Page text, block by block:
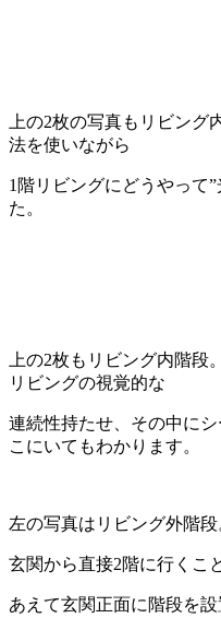
上の2枚の写真もリビン
法を使いながら
1階リビングにどうやって
た。
上の2枚もリビング内階段
リビングの視覚的な
連続性持たせ、その中に
こにいてもわかります。
左の写真はリビング外階段
玄関から直接2階に行くこ
あえて玄関正面に階段を